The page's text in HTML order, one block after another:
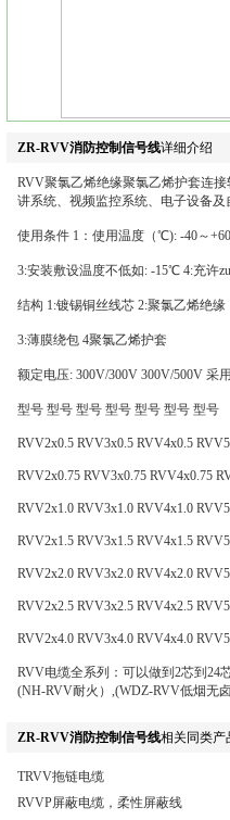
ZR-RVV消防控制信号线详细介绍
RVV聚氯乙烯绝缘聚氯乙烯护套连
讲系统、视频监控系统、电子设备及
使用条件 1：使用温度（℃): -40～
3:安装敷设温度不低如: -15℃ 4:充许
结构 1:镀锡铜丝线芯 2:聚氯乙烯绝缘
3:薄膜绕包 4聚氯乙烯护套
额定电压: 300V/300V 300V/500V 采
型号 型号 型号 型号 型号 型号 型号
RVV2x0.5 RVV3x0.5 RVV4x0.5
RVV2x0.75 RVV3x0.75 RVV4x0.75
RVV2x1.0 RVV3x1.0 RVV4x1.0
RVV2x1.5 RVV3x1.5 RVV4x1.5
RVV2x2.0 RVV3x2.0 RVV4x2.0
RVV2x2.5 RVV3x2.5 RVV4x2.5
RVV2x4.0 RVV3x4.0 RVV4x4.0
RVV电缆全系列：可以做到2芯到24
(NH-RVV耐火）,(WDZ-RVV低烟无
ZR-RVV消防控制信号线相关同类产
TRVV拖链电缆
RVVP屏蔽电缆，柔性屏蔽线